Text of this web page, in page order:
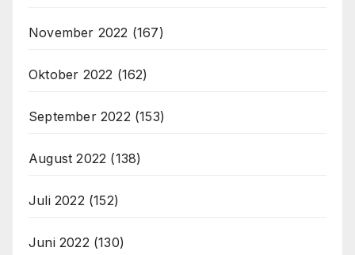
November 2022 (167)
Oktober 2022 (162)
September 2022 (153)
August 2022 (138)
Juli 2022 (152)
Juni 2022 (130)